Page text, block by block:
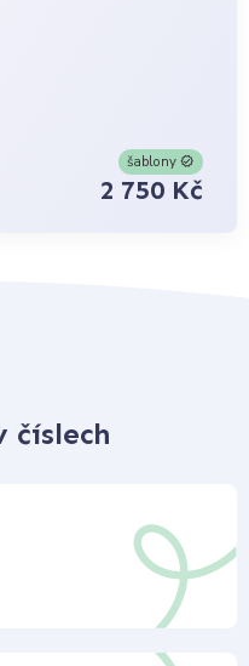
šablony
2 750 Kč
číslech